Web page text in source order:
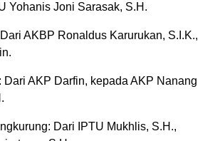
Yohanis Joni Sarasak, S.H.
AKBP Ronaldus Karurukan, S.I.K.,
Dari AKP Darfin, kepada AKP Nanang
Dari IPTU Mukhlis, S.H.,